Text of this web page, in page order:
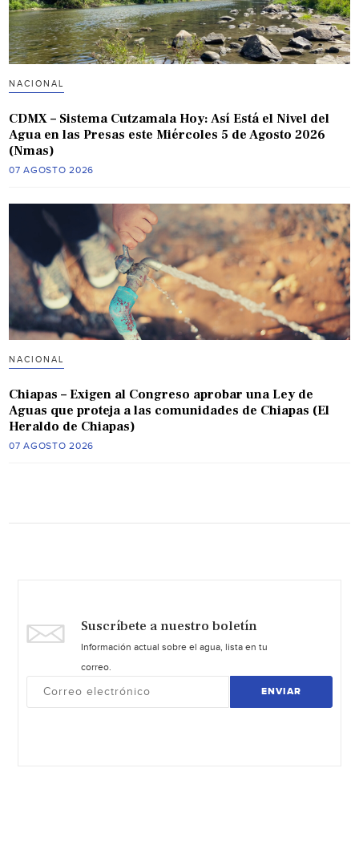
NACIONAL
CDMX – Sistema Cutzamala Hoy: Así Está el Nivel del
Agua en las Presas este Miércoles 5 de Agosto 2026
(Nmas)
07 AGOSTO 2026
NACIONAL
Chiapas – Exigen al Congreso aprobar una Ley de
Aguas que proteja a las comunidades de Chiapas (El
Heraldo de Chiapas)
07 AGOSTO 2026
Suscríbete a nuestro boletín
Información actual sobre el agua, lista en tu
correo.
ENVIAR